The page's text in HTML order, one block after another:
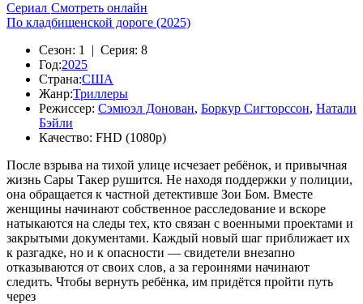
Сериал Смотреть онлайн
По кладбищенской дороге (2025)
Сезон: 1 | Серия: 8
Год:2025
Страна:США
Жанр:Триллеры
Режиссер: Сэмюэл Донован, Боркур Сигторссон, Натали
Бэйли
Качество: FHD (1080p)
После взрыва на тихой улице исчезает ребёнок, и привычная
жизнь Сары Такер рушится. Не находя поддержки у полиции,
она обращается к частной детективше Зои Бом. Вместе
женщины начинают собственное расследование и вскоре
натыкаются на следы тех, кто связан с военными проектами и
закрытыми документами. Каждый новый шаг приближает их
к разгадке, но и к опасности — свидетели внезапно
отказываются от своих слов, а за героинями начинают
следить. Чтобы вернуть ребёнка, им придётся пройти путь
через